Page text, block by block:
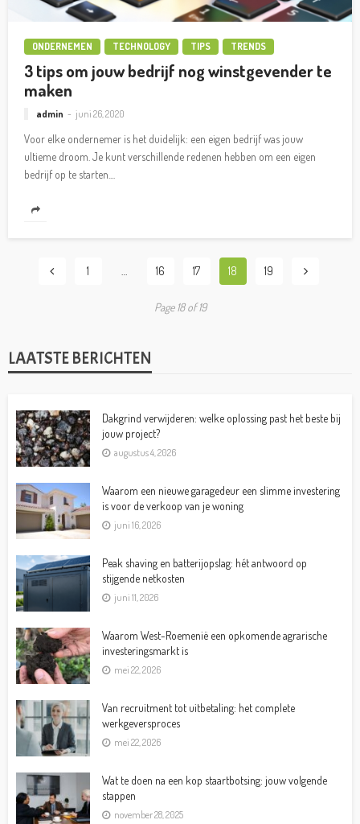
ONDERNEMEN TECHNOLOGY TIPS TRENDS
3 tips om jouw bedrijf nog winstgevender te
maken
admin juni 26, 2020
Voor elke ondernemer is het duidelijk: een eigen bedrijf was jouw
ultieme droom. Je kunt verschillende redenen hebben om een eigen
bedrijf op te starten....
1 16 17 18 19
Page 18 of 19
LAATSTE BERICHTEN
Dakgrind verwijderen: welke oplossing past het beste bij
jouw project?
augustus 4, 2026
Waarom een nieuwe garagedeur een slimme investering
is voor de verkoop van je woning
juni 16, 2026
Peak shaving en batterijopslag: hét antwoord op
stijgende netkosten
juni 11, 2026
Waarom West-Roemenië een opkomende agrarische
investeringsmarkt is
mei 22, 2026
Van recruitment tot uitbetaling: het complete
werkgeversproces
mei 22, 2026
Wat te doen na een kop staartbotsing: jouw volgende
stappen
november 28, 2025